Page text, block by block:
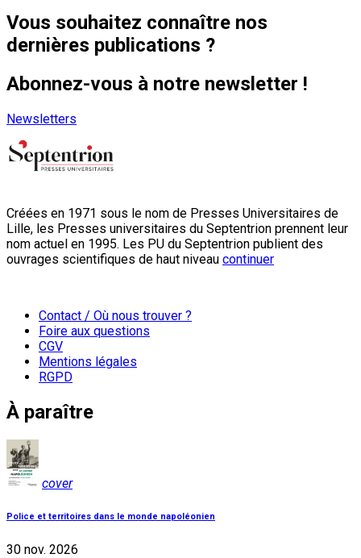
Vous souhaitez connaître nos
dernières publications ?
Abonnez-vous à notre newsletter !
Newsletters
Créées en 1971 sous le nom de Presses Universitaires de
Lille, les Presses universitaires du Septentrion prennent leur
nom actuel en 1995. Les PU du Septentrion publient des
ouvrages scientifiques de haut niveau continuer
Contact / Où nous trouver ?
Foire aux questions
CGV
Mentions légales
RGPD
À paraître
cover
Police et territoires dans le monde napoléonien
30 nov. 2026